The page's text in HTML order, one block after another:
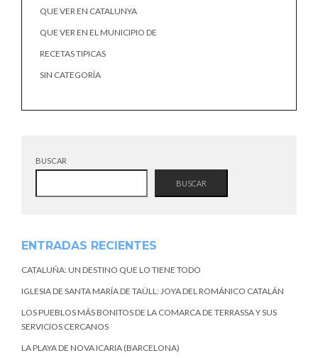
QUE VER EN CATALUNYA
QUE VER EN EL MUNICIPIO DE
RECETAS TIPICAS
SIN CATEGORÍA
BUSCAR
BUSCAR
ENTRADAS RECIENTES
CATALUÑA: UN DESTINO QUE LO TIENE TODO
IGLESIA DE SANTA MARÍA DE TAÜLL: JOYA DEL ROMÁNICO CATALÁN
LOS PUEBLOS MÁS BONITOS DE LA COMARCA DE TERRASSA Y SUS
SERVICIOS CERCANOS
LA PLAYA DE NOVA ICARIA (BARCELONA)